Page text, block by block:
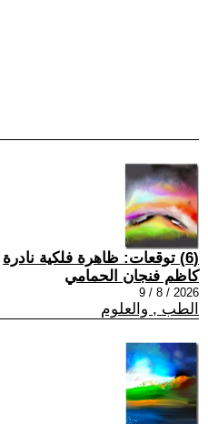
(6) توقعات: ظاهرة فلكية نادرة
كاظم فنجان الحمامي
2026 / 8 / 9
الطب , والعلوم